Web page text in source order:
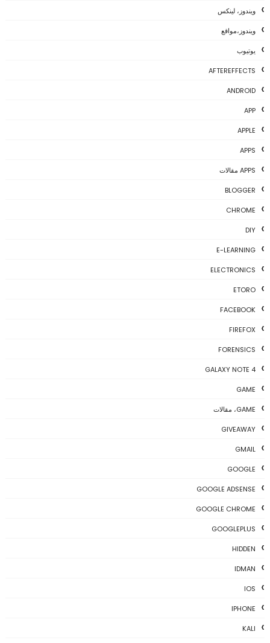
ويندوز، لينكس
ويندوز،مواقع
يوتيوب
AFTEREFFECTS
ANDROID
APP
APPLE
APPS
APPS مقالات
BLOGGER
CHROME
DIY
E-LEARNING
ELECTRONICS
ETORO
FACEBOOK
FIREFOX
FORENSICS
GALAXY NOTE 4
GAME
GAME، مقالات
GIVEAWAY
GMAIL
GOOGLE
GOOGLE ADSENSE
GOOGLE CHROME
GOOGLEPLUS
HIDDEN
IDMAN
IOS
IPHONE
KALI